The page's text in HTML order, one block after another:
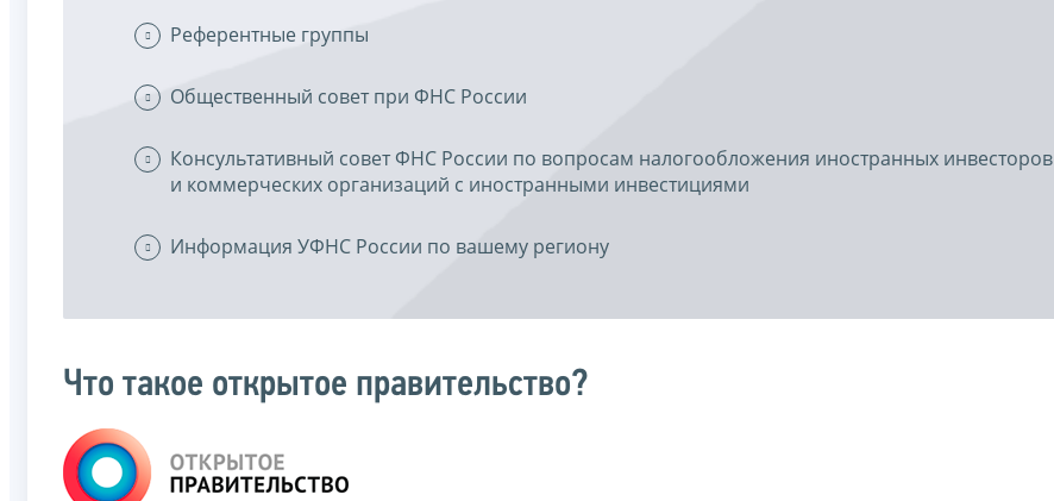
Референтные группы
Общественный совет при ФНС России
Консультативный совет ФНС России по вопросам налогообложения иностранных инвесторов
и коммерческих организаций с иностранными инвестициями
Информация УФНС России по вашему региону
Что такое открытое правительство?